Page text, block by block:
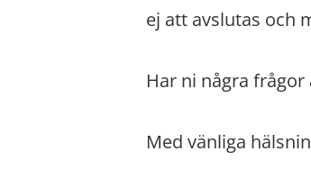
ej att avslutas och
Har ni några
Med vänliga